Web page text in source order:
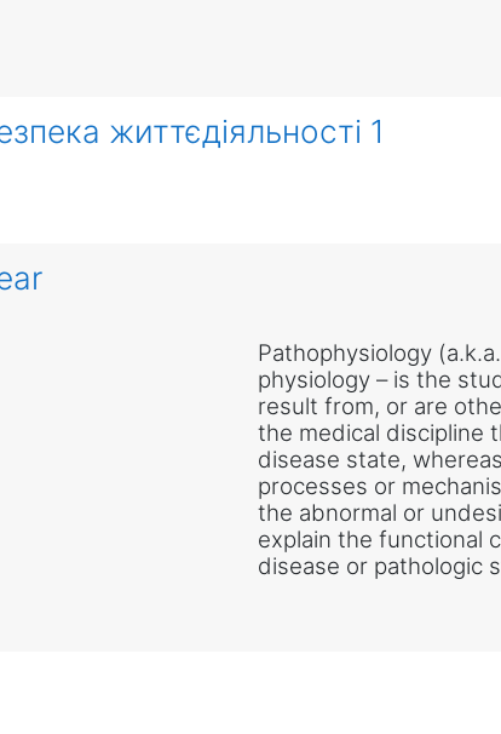
життєдіяльності 1
Pathophysiology
physiology – is the
result from, or are
the medical discipline
disease state,
processes or
the abnormal or
explain the functional
disease or pathologic